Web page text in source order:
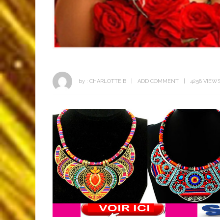
by : CHARLOTTE B ADD COMMENT 4258